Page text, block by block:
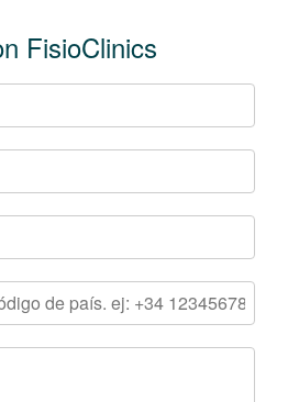
FisioClinics